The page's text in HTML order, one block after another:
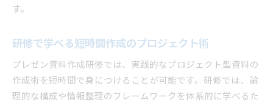
す。
研修で学べる短時間作成のプロジェクト術
プレゼン資料作成研修では、実践的なプロジェクト型資料の
作成術を短時間で身につけることが可能です。研修では、論
理的な構成や情報整理のフレームワークを体系的に学べるた